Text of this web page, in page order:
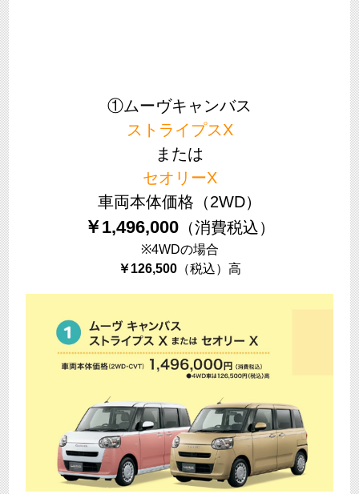
①ムーヴキャンバス
ストライプスX
または
セオリーX
車両本体価格（2WD）
￥1,496,000 （消費税込）
※4WDの場合
￥126,500 （税込）高